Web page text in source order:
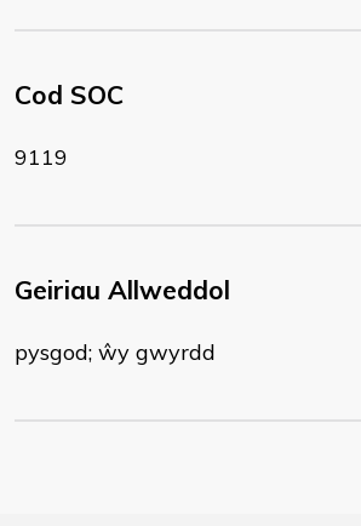
Cod SOC
9119
Geiriau Allweddol
pysgod; ŵy gwyrdd